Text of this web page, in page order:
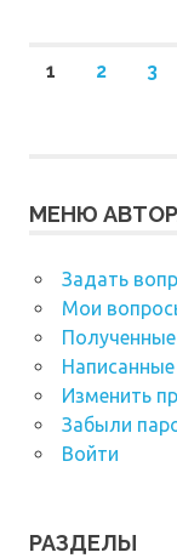
1 2 3
МЕНЮ
Задать
Мои
Изменить
Забыли
Войти
РАЗДЕЛЫ